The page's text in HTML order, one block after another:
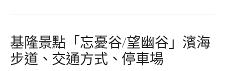
基隆景點「忘憂谷/望幽谷」濱海
步道、交通方式、停車場